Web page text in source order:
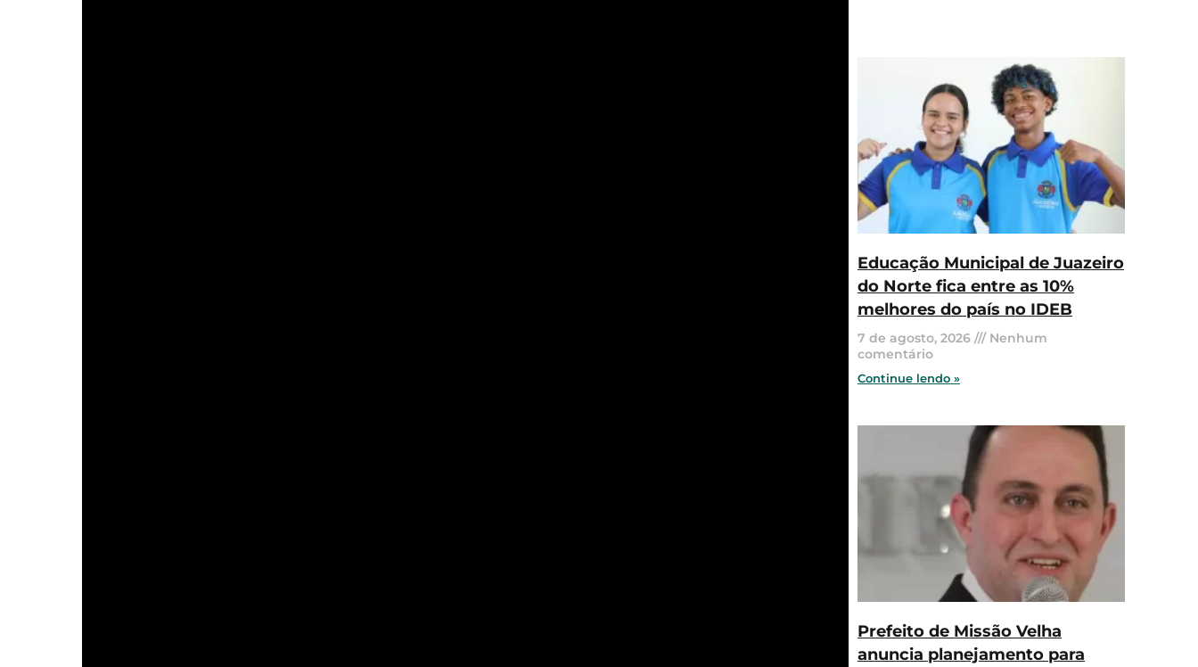
Educação Municipal de Juazeiro
do Norte fica entre as 10%
melhores do país no IDEB
7 de agosto, 2026
Nenhum
comentário
Continue lendo »
Prefeito de Missão Velha
anuncia planejamento para